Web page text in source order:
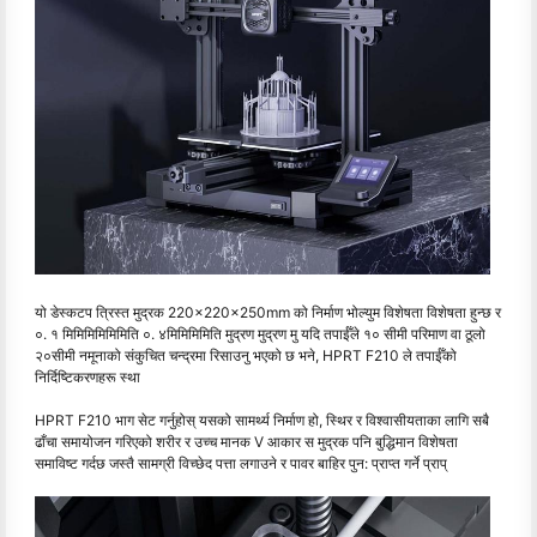
यो डेस्कटप त्रिस्त मुद्रक 220×220×250mm को निर्माण भोल्युम विशेषता विशेषता हुन्छ र
०. १ मिमिमिमिमिमिति ०. ४मिमिमिमिति मुद्रण मुद्रण मु यदि तपाईँले १० सीमी परिमाण वा ठूलो
२०सीमी नमूनाको संकुचित चन्द्रमा रिसाउनु भएको छ भने, HPRT F210 ले तपाईँको
निर्दिष्टिकरणहरू स्था
HPRT F210 भाग सेट गर्नुहोस् यसको सामर्थ्य निर्माण हो, स्थिर र विश्वासीयताका लागि सबै
ढाँचा समायोजन गरिएको शरीर र उच्च मानक V आकार स मुद्रक पनि बुद्धिमान विशेषता
समाविष्ट गर्दछ जस्तै सामग्री विच्छेद पत्ता लगाउने र पावर बाहिर पुन: प्राप्त गर्ने प्राप्